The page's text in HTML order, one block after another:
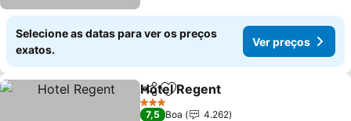
Selecione as datas para ver os preços
exatos.
Ver preços
PartilharAdicionar aos favoritos
Hotel Regent
3 Estrelas
7,5 Boa
4.262